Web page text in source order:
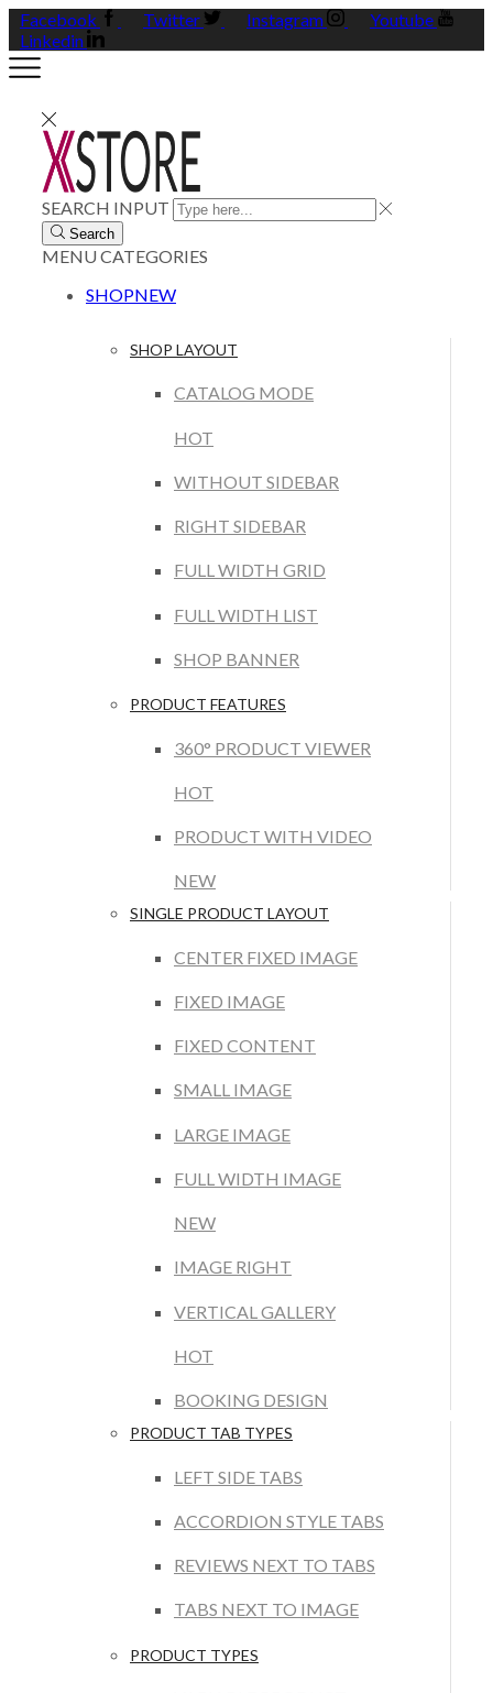
Facebook Twitter Instagram
Youtube
Linkedin
SEARCH INPUT
Search
MENUCATEGORIES
SHOPNEW
SHOP LAYOUT
CATALOG MODE
HOT
WITHOUT SIDEBAR
RIGHT SIDEBAR
FULL WIDTH GRID
FULL WIDTH LIST
SHOP BANNER
PRODUCT FEATURES
360° PRODUCT VIEWER
HOT
PRODUCT WITH VIDEO
NEW
SINGLE PRODUCT LAYOUT
CENTER FIXED IMAGE
FIXED IMAGE
FIXED CONTENT
SMALL IMAGE
LARGE IMAGE
FULL WIDTH IMAGE
NEW
IMAGE RIGHT
VERTICAL GALLERY
HOT
BOOKING DESIGN
PRODUCT TAB TYPES
LEFT SIDE TABS
ACCORDION STYLE TABS
REVIEWS NEXT TO TABS
TABS NEXT TO IMAGE
PRODUCT TYPES